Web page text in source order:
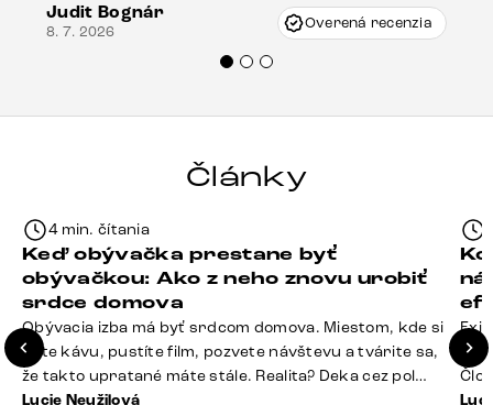
Vincze pri riešení mojej záležitosti pristúpili
veľmi korektne. Odporúčam produkty Delife
Judit Bognár
8. 7. 2026 Overená recenzia
Články
4 min. čítania
Keď obývačka prestane byť
obývačkou: Ako z neho znovu urobiť
srdce domova
Obývacia izba má byť srdcom domova. Miestom, kde si
dáte kávu, pustíte film, pozvete návštevu a tvárite sa,
že takto upratané máte stále. Realita? Deka cez pol
sedačky, ovládač záhadne zmizol, konferenčný stolík
Lucie Neužilová